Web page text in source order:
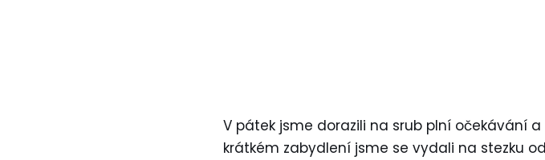
V pátek jsme dorazili na srub plní očekávání
krátkém zabydlení jsme se vydali na stezku